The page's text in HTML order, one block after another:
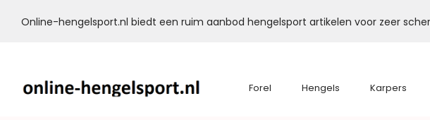
Online-hengelsport.nl biedt een ruim aanbod hengelsport artikelen voor zeer
Forel Hengels Karpers